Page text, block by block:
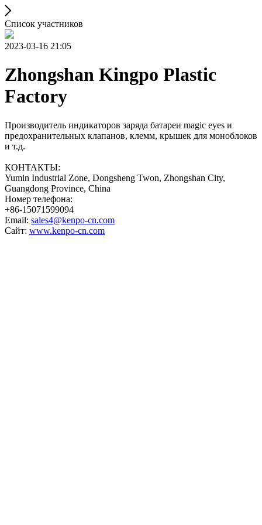
Список участников
2023-03-16 21:05
Zhongshan Kingpo Plastic
Factory
Производитель индикаторов заряда батареи magic eyes и
предохранительных клапанов, клемм, крышек для моноблоков
и т.д.
КОНТАКТЫ:
Yumin Industrial Zone, Dongsheng Twon, Zhongshan City,
Guangdong Province, China
Номер телефона:
+86-15071599094
Email: sales4@kenpo-cn.com
Сайт: www.kenpo-cn.com